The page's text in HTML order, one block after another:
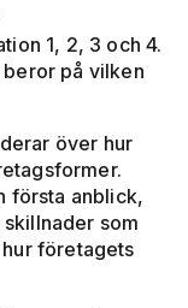
1, 2, 3 och 4.
på vilken
över hur
första anblick,
som
företagets